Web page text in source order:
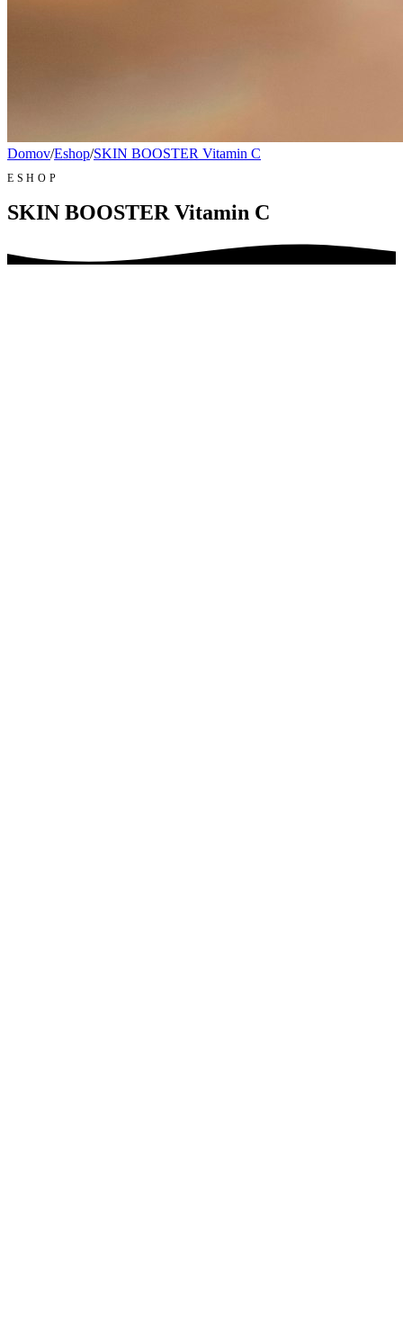
Domov/Eshop/SKIN BOOSTER Vitamin C
ESHOP
SKIN BOOSTER Vitamin C